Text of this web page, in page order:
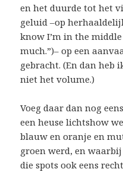
en het duurde tot het
geluid –op
know I’m in the
much.”)– op een
gebracht. (En dan heb
niet het volume.)
Voeg daar dan nog
een heuse lichtshow
blauw en oranje en
groen werd, en
die spots ook eens